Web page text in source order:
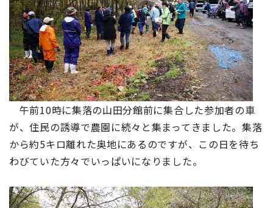
午前10時に集落の山田分館前に集合した参加者の車
が、住民の誘導で農園に続々と集まってきました。集落
から約5キロ離れた奥地にあるのですが、この日を待ち
わびていた方々でいっぱいになりました。